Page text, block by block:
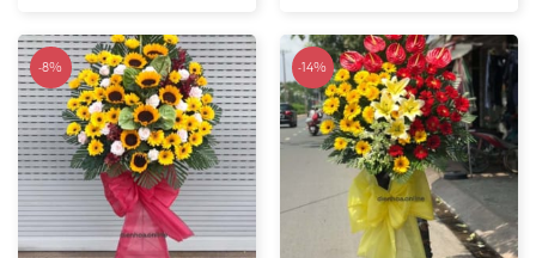
-8% -14%